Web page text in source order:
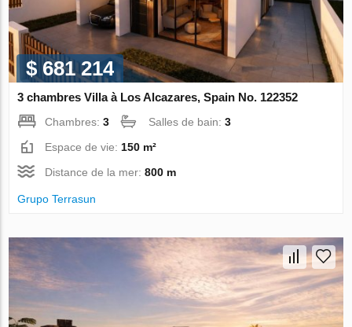
$ 681 214
3 chambres Villa à Los Alcazares, Spain No. 122352
Chambres:3 Salles de bain:3
Espace de vie:150 m²
Distance de la mer:800 m
Grupo Terrasun